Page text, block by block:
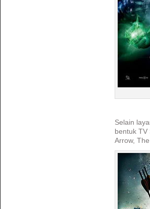
Selain
bentuk TV
Arrow,